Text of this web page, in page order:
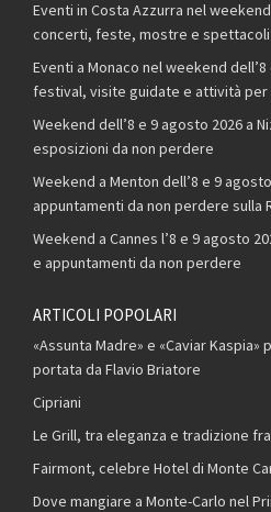
Eventi in Costa Azzurra nel
concerti, feste, mostre e
Eventi a Monaco nel weekend
festival, visite guidate e attività per
Weekend dell’8 e 9 agosto 2026 a
esposizioni da non perdere
Weekend a Menton dell’8 e 9
appuntamenti da non perdere sulla
Weekend a Cannes l’8 e 9 agosto
e appuntamenti da non perdere
ARTICOLI POPOLARI
«Assunta Madre» e «Caviar Kaspia»
portata da Flavio Briatore
Cipriani
Le Grill, tra eleganza e tradizione
Fairmont, celebre Hotel di Monte
Dove mangiare a Monte-Carlo nel